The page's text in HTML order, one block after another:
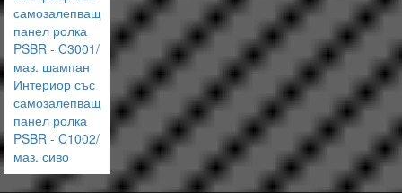
самозалепващ
панел ролка
PSBR - C3001/
маз. шампан
Интериор със
самозалепващ
панел ролка
PSBR - C1002/
маз. сиво